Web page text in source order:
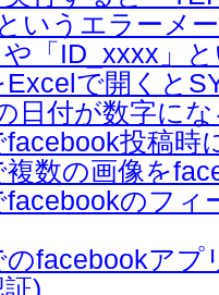
いうエラーメ
や「ID_xxxx」
Excelで開くと
日付が数字に
facebook投稿時
複数の画像を
facebookのフィ
のfacebookアプ
)